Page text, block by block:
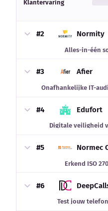
Klantervaring
#2 Normity
Alles-in-één
#3 Afier
Onafhankelijke IT-
#4 Edufort
Digitale veiligheid
#5 Normec
Erkend ISO
#6
Test jouw